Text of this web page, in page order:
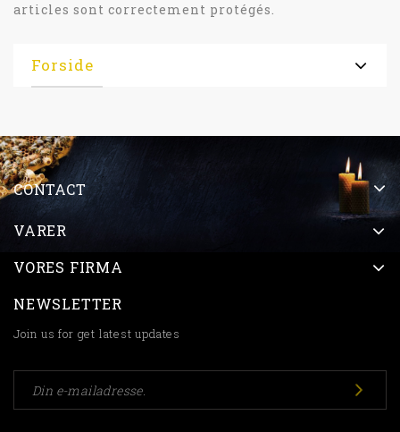
articles sont correctement protégés.
Forside
CONTACT
VARER
VORES FIRMA
NEWSLETTER
Join us for get latest updates